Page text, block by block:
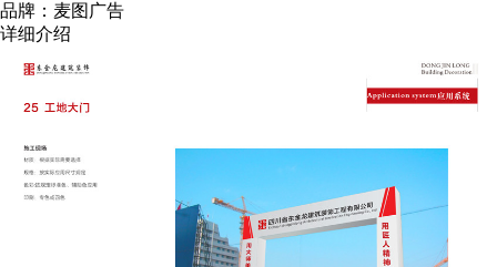
品牌：麦图广告
详细介绍